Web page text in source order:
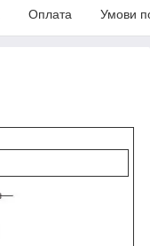
Оплата Умови